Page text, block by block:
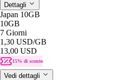
Dettagli
Japan 10GB
10GB
7 Giorni
1,30 USD/GB
13,00 USD
15% di sconto
Vedi dettagli